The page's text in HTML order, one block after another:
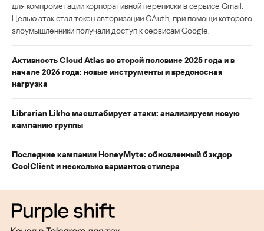
для компрометации корпоративной переписки в сервисе Gmail.
Целью атак стал токен авторизации OAuth, при помощи которого
злоумышленники получали доступ к сервисам Google.
Активность Cloud Atlas во второй половине 2025 года и в
начале 2026 года: новые инструменты и вредоносная
нагрузка
Librarian Likho масштабирует атаки: анализируем новую
кампанию группы
Последние кампании HoneyMyte: обновленный бэкдор
CoolClient и несколько вариантов стилера